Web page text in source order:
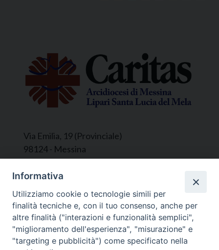
Via Emilia, 19 (Provinciale)
98124 - Messina
Segreteria e Amministrazione:
L’Ufficio è aperto tutti i giorni da lunedì a
venerdì, dalle ore 9.30 alle ore 12.30.
Tel. 090.9146045
mail:ufficiocaritas@diocesimessina.it.
Seguici su
Informativa
Utilizziamo cookie o tecnologie simili per
finalità tecniche e, con il tuo consenso, anche per
altre finalità ("interazioni e funzionalità semplici",
"miglioramento dell'esperienza", "misurazione" e
"targeting e pubblicità") come specificato nella